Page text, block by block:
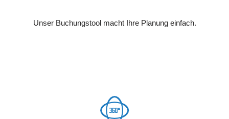
Unser Buchungstool macht Ihre Planung einfach.